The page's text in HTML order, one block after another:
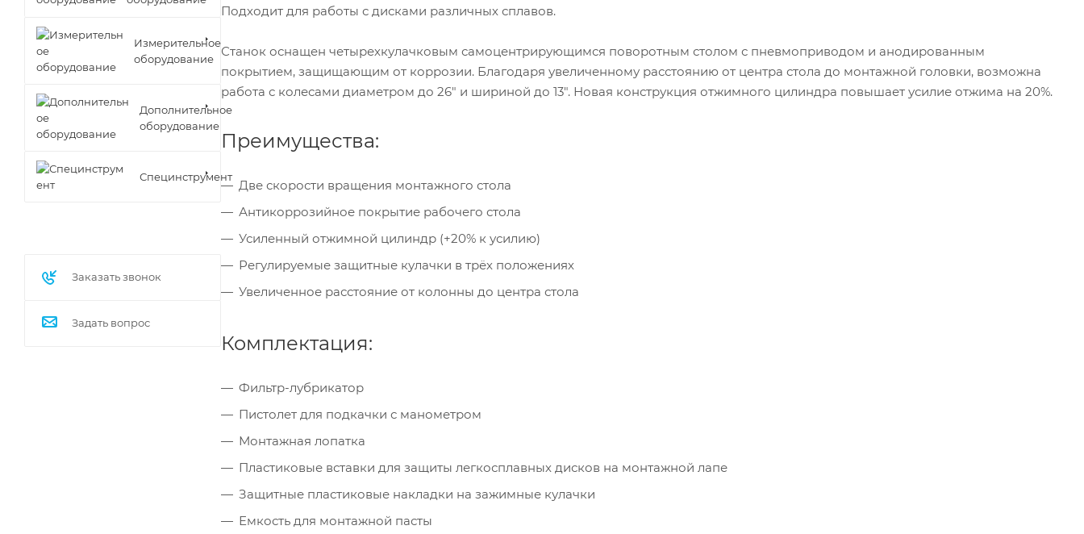
Подходит для работы с дисками различных сплавов.
Станок оснащен четырехкулачковым самоцентрирующимся поворотным столом с пневмоприводом и анодированным
покрытием, защищающим от коррозии. Благодаря увеличенному расстоянию от центра стола до монтажной головки, возможна
работа с колесами диаметром до 26″ и шириной до 13″. Новая конструкция отжимного цилиндра повышает усилие отжима на 20%.
Преимущества:
Две скорости вращения монтажного стола
Антикоррозийное покрытие рабочего стола
Усиленный отжимной цилиндр (+20% к усилию)
Регулируемые защитные кулачки в трёх положениях
Увеличенное расстояние от колонны до центра стола
Комплектация:
Фильтр-лубрикатор
Пистолет для подкачки с манометром
Монтажная лопатка
Пластиковые вставки для защиты легкосплавных дисков на монтажной лапе
Защитные пластиковые накладки на зажимные кулачки
Емкость для монтажной пасты
Измерительное
оборудование
Дополнительное
оборудование
Специнструмент
Заказать звонок
Задать вопрос